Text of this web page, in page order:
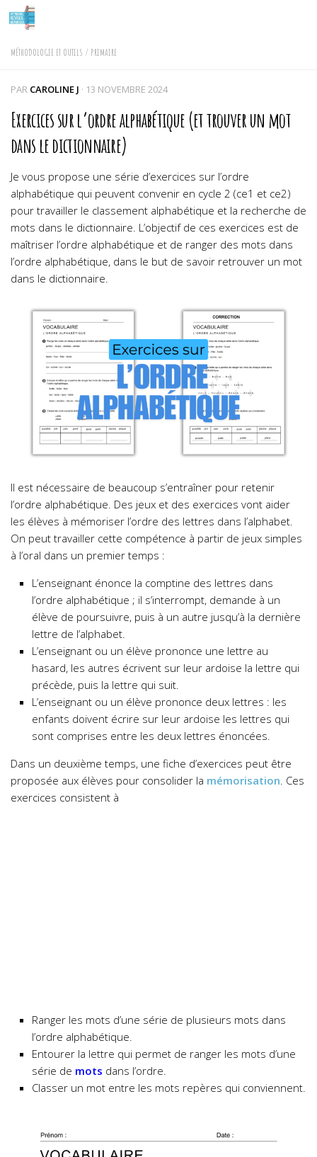
Skip to content
MÉTHODOLOGIE ET OUTILS / PRIMAIRE
PAR CAROLINE J · 13 NOVEMBRE 2024
Exercices sur l’ordre alphabétique (et trouver un mot
dans le dictionnaire)
Je vous propose une série d’exercices sur l’ordre
alphabétique qui peuvent convenir en cycle 2 (ce1 et ce2)
pour travailler le classement alphabétique et la recherche de
mots dans le dictionnaire. L’objectif de ces exercices est de
maîtriser l’ordre alphabétique et de ranger des mots dans
l’ordre alphabétique, dans le but de savoir retrouver un mot
dans le dictionnaire.
Il est nécessaire de beaucoup s’entraîner pour retenir
l’ordre alphabétique. Des jeux et des exercices vont aider
les élèves à mémoriser l’ordre des lettres dans l’alphabet.
On peut travailler cette compétence à partir de jeux simples
à l’oral dans un premier temps :
L’enseignant énonce la comptine des lettres dans
l’ordre alphabétique ; il s’interrompt, demande à un
élève de poursuivre, puis à un autre jusqu’à la dernière
lettre de l’alphabet.
L’enseignant ou un élève prononce une lettre au
hasard, les autres écrivent sur leur ardoise la lettre qui
précède, puis la lettre qui suit.
L’enseignant ou un élève prononce deux lettres : les
enfants doivent écrire sur leur ardoise les lettres qui
sont comprises entre les deux lettres énoncées.
Dans un deuxième temps, une fiche d’exercices peut être
proposée aux élèves pour consolider la mémorisation. Ces
exercices consistent à
Ranger les mots d’une série de plusieurs mots dans
l’ordre alphabétique.
Entourer la lettre qui permet de ranger les mots d’une
série de mots dans l’ordre.
Classer un mot entre les mots repères qui conviennent.